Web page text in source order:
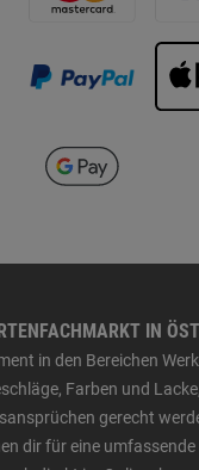
IN
in den Bereichen
Farben und
gerecht
dir für eine